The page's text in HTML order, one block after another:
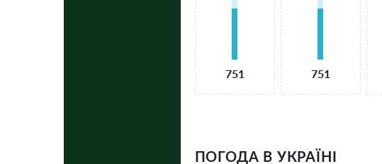
751 751
ПОГОДА В УКРАЇНІ